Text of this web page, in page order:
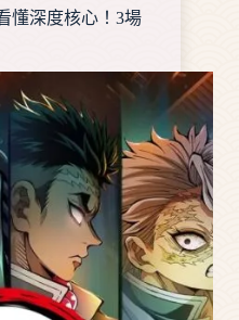
懂深度核心！3場